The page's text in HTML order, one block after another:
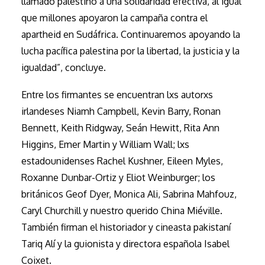
que millones apoyaron la campaña contra el
apartheid en Sudáfrica. Continuaremos apoyando la
lucha pacífica palestina por la libertad, la justicia y la
igualdad”, concluye.
Entre los firmantes se encuentran lxs autorxs
irlandeses Niamh Campbell, Kevin Barry, Ronan
Bennett, Keith Ridgway, Seán Hewitt, Rita Ann
Higgins, Emer Martin y William Wall; lxs
estadounidenses Rachel Kushner, Eileen Myles,
Roxanne Dunbar-Ortiz y Eliot Weinburger; los
británicos Geof Dyer, Monica Ali, Sabrina Mahfouz,
Caryl Churchill y nuestro querido China Miéville.
También firman el historiador y cineasta pakistaní
Tariq Alí y la guionista y directora española Isabel
Coixet.